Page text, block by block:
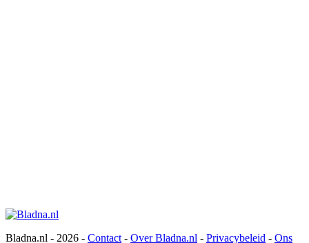
Bladna.nl - 2026 - Contact - Over Bladna.nl - Privacybeleid - Ons